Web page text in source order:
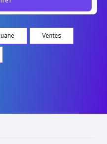
Ventes